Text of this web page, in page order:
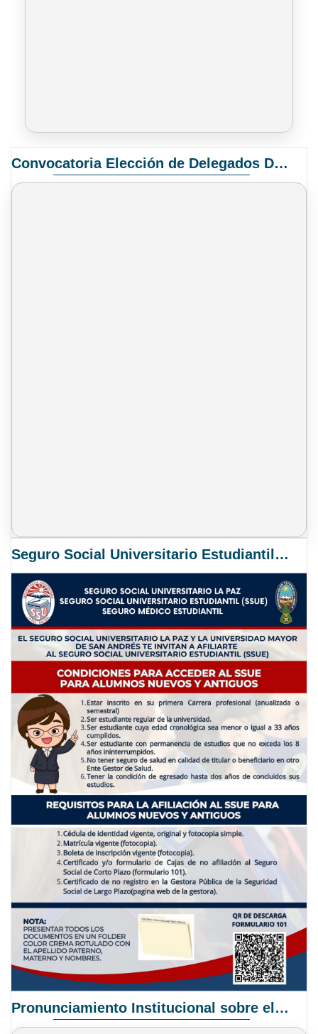
Convocatoria Elección de Delegados Docentes para el XIV Congreso Nacional de Universidades
Seguro Social Universitario Estudiantil SSUE
Pronunciamiento Institucional sobre el Proyecto de Ley N° 068/2025-2026 C.S.